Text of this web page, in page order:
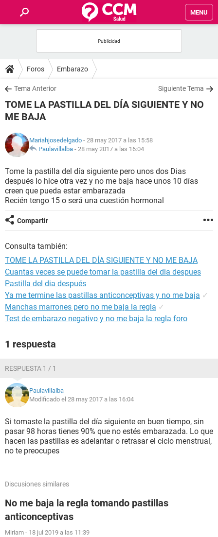
MENU
FOROS
SALUD
FAMILIA
NUTRICIÓN
SEXUALIDAD
Foros Embarazo
Tema Anterior Siguiente Tema
TOME LA PASTILLA DEL DÍA SIGUIENTE Y NO
ME BAJA
Mariahjosedelgado - 28 may 2017 a las 15:58
Paulavillalba - 28 may 2017 a las 16:04
Tome la pastilla del día siguiente pero unos dos Dias
después lo hice otra vez y no me baja hace unos 10 días
creen que pueda estar embarazada
Recién tengo 15 o será una cuestión hormonal
Compartir
Consulta también:
TOME LA PASTILLA DEL DÍA SIGUIENTE Y NO ME BAJA
Cuantas veces se puede tomar la pastilla del dia despues
Pastilla del dia después
Ya me termine las pastillas anticonceptivas y no me baja ✓
Manchas marrones pero no me baja la regla ✓
Test de embarazo negativo y no me baja la regla foro
1 respuesta
RESPUESTA 1 / 1
Paulavillalba
Modificado el 28 may 2017 a las 16:04
Si tomaste la pastilla del día siguiente en buen tiempo, sin
pasar 98 horas tienes 90% que no estés embarazada. Lo que
hacen las pastillas es adelantar o retrasar el ciclo menstrual,
no te preocupes
Discusiones similares
No me baja la regla tomando pastillas
anticonceptivas
Miriam - 18 jul 2019 a las 11:39